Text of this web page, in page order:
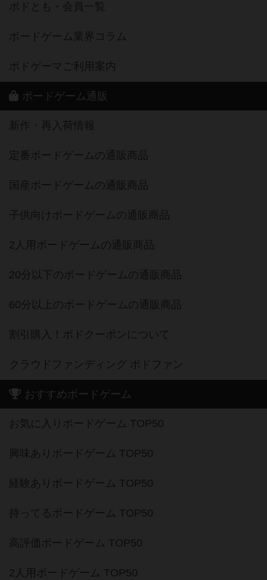
ボドとも・会員一覧
ボードゲーム業界コラム
ボドゲーマご利用案内
ボードゲーム通販
新作・再入荷情報
定番ボードゲームの通販商品
国産ボードゲームの通販商品
子供向けボードゲームの通販商品
2人用ボードゲームの通販商品
20分以下のボードゲームの通販商品
60分以上のボードゲームの通販商品
割引購入！ボドクーポンについて
クラウドファンディング ボドファン
おすすめボードゲーム
お気に入りボードゲーム TOP50
興味ありボードゲーム TOP50
経験ありボードゲーム TOP50
持ってるボードゲーム TOP50
高評価ボードゲーム TOP50
2人用ボードゲーム TOP50